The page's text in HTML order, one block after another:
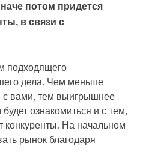
потом придется
в связи с
подходящего
дела. Чем меньше
с вами, тем выигрышнее
ознакомиться и с тем,
конкуренты. На начальном
рынок благодаря